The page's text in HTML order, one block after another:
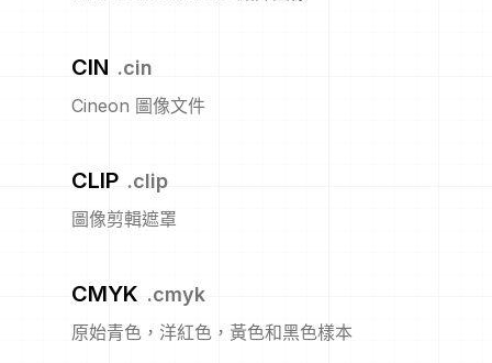
CIN .cin
Cineon 圖像文件
CLIP .clip
圖像剪輯遮罩
CMYK .cmyk
原始青色，洋紅色，黃色和黑色樣本